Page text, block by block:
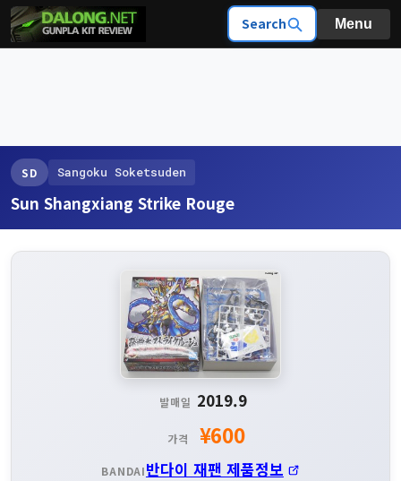
Search Menu
SD Sangoku Soketsuden
Sun Shangxiang Strike Rouge
발매일 2019.9
가격 ¥600
BANDAI반다이 재팬 제품정보